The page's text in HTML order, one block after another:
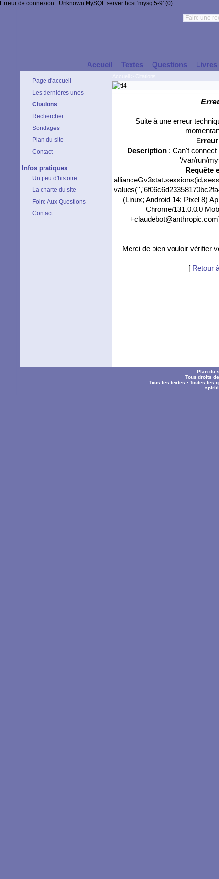
Erreur de connexion : Unknown MySQL server host 'mysql5-9' (0)
Accueil Textes Questions Livres
Page d'accueil
Les dernières unes
Citations
Rechercher
Sondages
Plan du site
Contact
Infos pratiques
Un peu d'histoire
La charte du site
Foire Aux Questions
Contact
Suite à une erreur
Description: Can't connect
'/var/run/
Requête
(Linux; Android 14; Pixel 8)
Chrome/131.0.0.0
Merci de bien vouloir vérifier
[ Retour
Plan du
Tous droits
Tous les textes ·Toutes les